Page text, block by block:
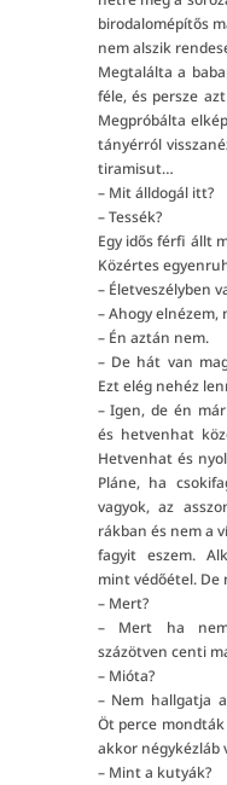
birodalomépítős
nem alszik
Megtalálta a
féle, és persze
Megpróbálta
tányérról
tiramisut…
– Mit álldogál itt?
– Tessék?
Egy idős férfi állt
Közértes
– Életveszélyben
– Ahogy elnézem,
– Én aztán nem.
– De hát van
Ezt elég nehéz
– Igen, de én
és hetvenhat
Hetvenhat és
Pláne, ha
vagyok, az
rákban és nem a
fagyit eszem.
mint védőétel. De
– Mert?
– Mert ha
százötven centi
– Mióta?
– Nem hallgatja
Öt perce
akkor négykézláb
– Mint a kutyák?